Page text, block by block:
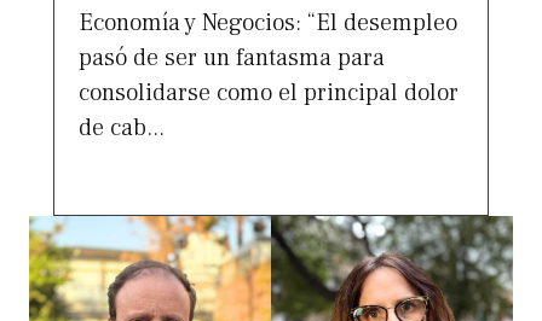
Economía y Negocios: “El desempleo
pasó de ser un fantasma para
consolidarse como el principal dolor
de cab...